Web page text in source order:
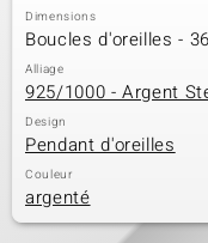
Dimensions
Boucles d'oreilles -
Alliage
925/1000 - Argent
Design
Pendant d'oreilles
Couleur
argenté